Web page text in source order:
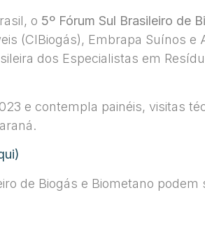
o 5º Fórum Sul Brasileiro de
(CIBiogás), Embrapa Suínos e
dos Especialistas em
e contempla painéis, visitas
de Biogás e Biometano podem